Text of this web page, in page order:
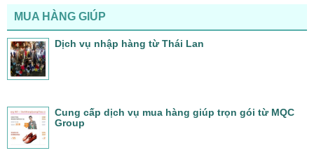
MUA HÀNG GIÚP
Dịch vụ nhập hàng từ Thái Lan
Cung cấp dịch vụ mua hàng giúp trọn gói từ MQC
Group